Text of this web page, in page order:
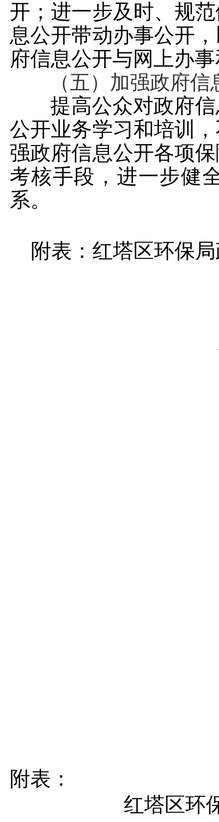
开；进一步及时、规
息公开带动办事公开
府信息公开与网上办
（五）加强政府信
提高公众对政府信
公开业务学习和培训
强政府信息公开各项
考核手段，进一步健
系。
附表 ： 红塔区环保
附表 ：
红塔区环